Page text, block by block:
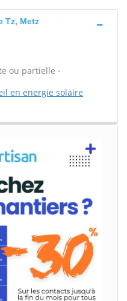
Tz, Metz
ou partielle -
en energie solaire